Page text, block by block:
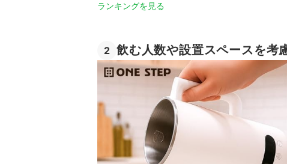
ランキングを見る
2 飲む人数や設置スペースを考